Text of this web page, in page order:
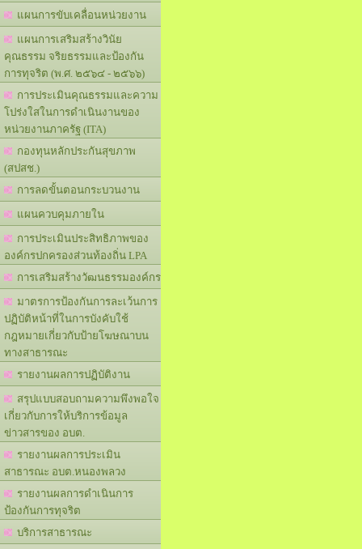
แผนการขับเคลื่อนหน่วยงาน
แผนการเสริมสร้างวินัย
คุณธรรม จริยธรรมและป้องกัน
การทุจริต (พ.ศ. ๒๕๖๔ - ๒๕๖๖)
การประเมินคุณธรรมและความ
โปร่งใสในการดำเนินงานของ
หน่วยงานภาครัฐ (ITA)
กองทุนหลักประกันสุขภาพ
(สปสช.)
การลดขั้นตอนกระบวนงาน
แผนควบคุมภายใน
การประเมินประสิทธิภาพของ
องค์กรปกครองส่วนท้องถิ่น LPA
การเสริมสร้างวัฒนธรรมองค์กร
มาตรการป้องกันการละเว้นการ
ปฏิบัติหน้าที่ในการบังคับใช้
กฎหมายเกี่ยวกับป้ายโฆษณาบน
ทางสาธารณะ
รายงานผลการปฏิบัติงาน
สรุปแบบสอบถามความพึงพอใจ
เกี่ยวกับการให้บริการข้อมูล
ข่าวสารของ อบต.
รายงานผลการประเมิน
สาธารณะ อบต.หนองพลวง
รายงานผลการดำเนินการ
ป้องกันการทุจริต
บริการสาธารณะ